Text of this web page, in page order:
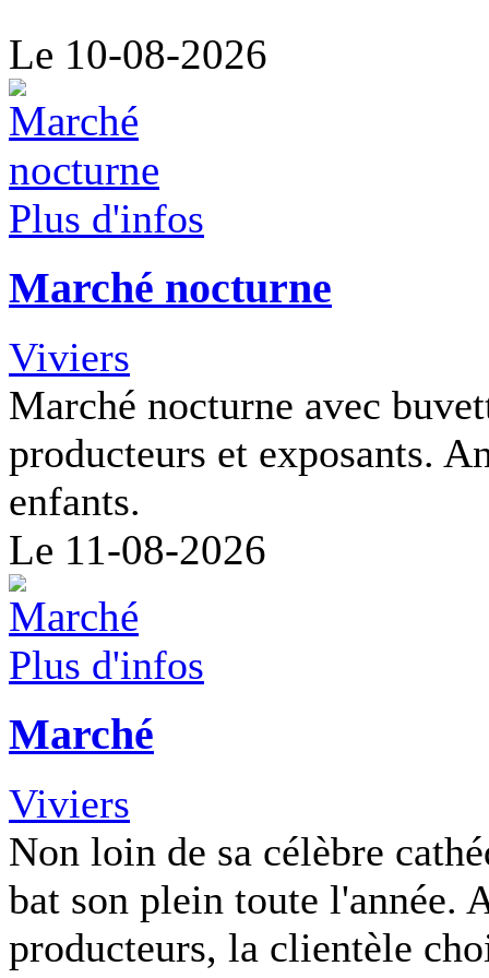
Le 10-08-2026
Plus d'infos
Marché nocturne
Viviers
Marché nocturne avec
producteurs et exposants.
enfants.
Le 11-08-2026
Plus d'infos
Marché
Viviers
Non loin de sa célèbre
bat son plein toute l'année.
producteurs, la clientèle